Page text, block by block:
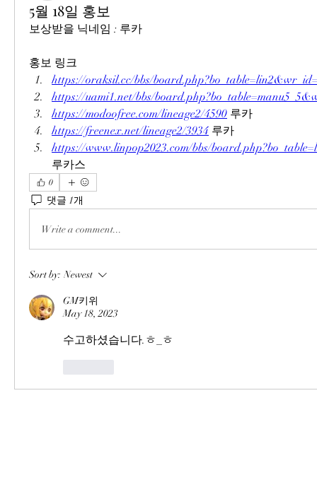
5월 18일 홍보
보상받을 닉네임 : 루카
홍보 링크
https://oraksil.cc/bbs/
https://uami1.net/bbs/
https://modoofree.com/lineage2/4590 루카
https://freenex.net/lineage2/3934 루카
https://www.linpop2023.com/bbs/
루카스
0
댓글 1개
Write a comment...
Sort by: Newest
GM키위
May 18, 2023
수고하셨습니다.ㅎ_ㅎ